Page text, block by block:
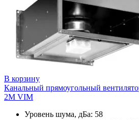
В корзину
Канальный прямоугольный
2М VIM
Уровень шума, дБа: 58